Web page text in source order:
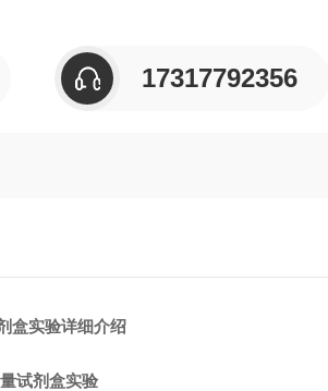
17317792356
盒实验详细介绍
试剂盒实验